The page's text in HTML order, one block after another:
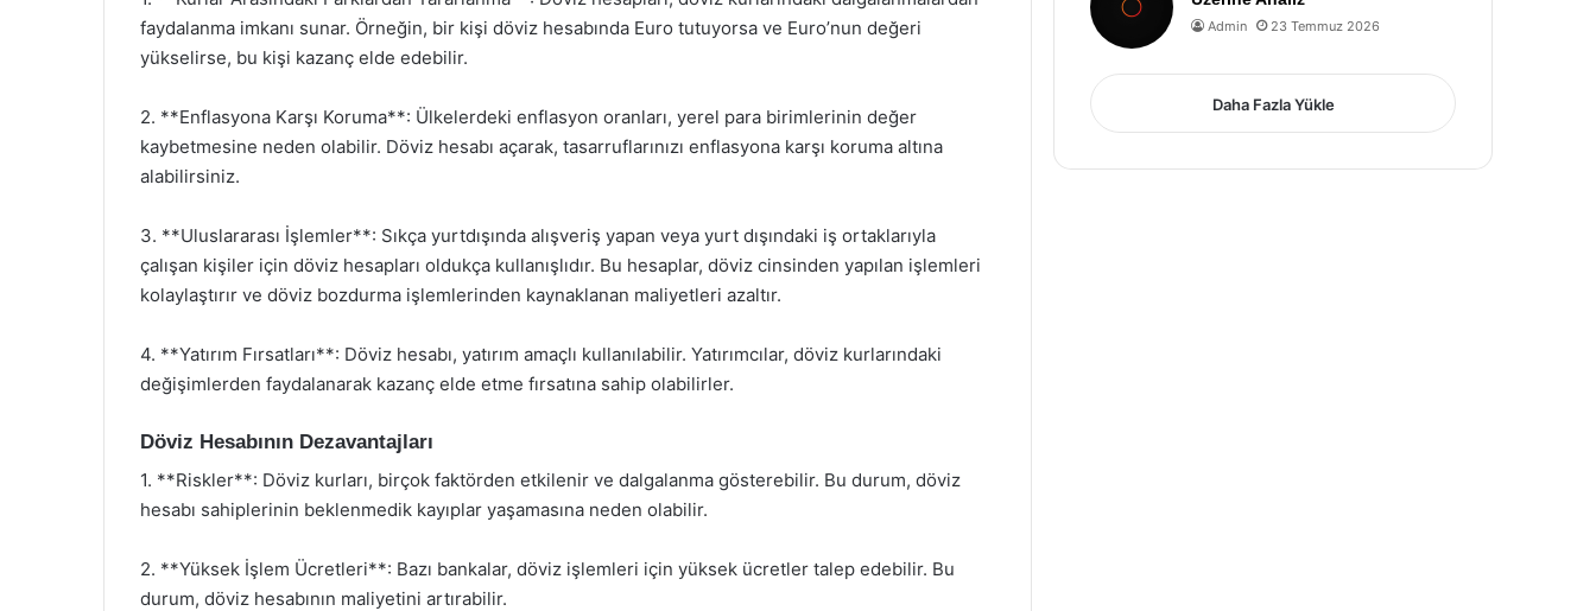
faydalanma imkanı sunar. Örneğin, bir kişi döviz hesabında Euro tutuyorsa ve Euro’nun değeri
yükselirse, bu kişi kazanç elde edebilir.
2. **Enflasyona Karşı Koruma**: Ülkelerdeki enflasyon oranları, yerel para birimlerinin değer
kaybetmesine neden olabilir. Döviz hesabı açarak, tasarruflarınızı enflasyona karşı koruma altına
alabilirsiniz.
3. **Uluslararası İşlemler**: Sıkça yurtdışında alışveriş yapan veya yurt dışındaki iş ortaklarıyla
çalışan kişiler için döviz hesapları oldukça kullanışlıdır. Bu hesaplar, döviz cinsinden yapılan işlemleri
kolaylaştırır ve döviz bozdurma işlemlerinden kaynaklanan maliyetleri azaltır.
4. **Yatırım Fırsatları**: Döviz hesabı, yatırım amaçlı kullanılabilir. Yatırımcılar, döviz kurlarındaki
değişimlerden faydalanarak kazanç elde etme fırsatına sahip olabilirler.
Döviz Hesabının Dezavantajları
1. **Riskler**: Döviz kurları, birçok faktörden etkilenir ve dalgalanma gösterebilir. Bu durum, döviz
hesabı sahiplerinin beklenmedik kayıplar yaşamasına neden olabilir.
2. **Yüksek İşlem Ücretleri**: Bazı bankalar, döviz işlemleri için yüksek ücretler talep edebilir. Bu
durum, döviz hesabının maliyetini artırabilir.
Admin 23 Temmuz 2026
Daha Fazla Yükle